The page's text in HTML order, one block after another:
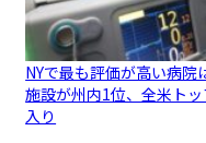
NYで最も評価が高い病院
施設が州内1位、全米ト
入り